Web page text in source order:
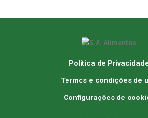
Política de Privacidade
Termos e condições de
Configurações de